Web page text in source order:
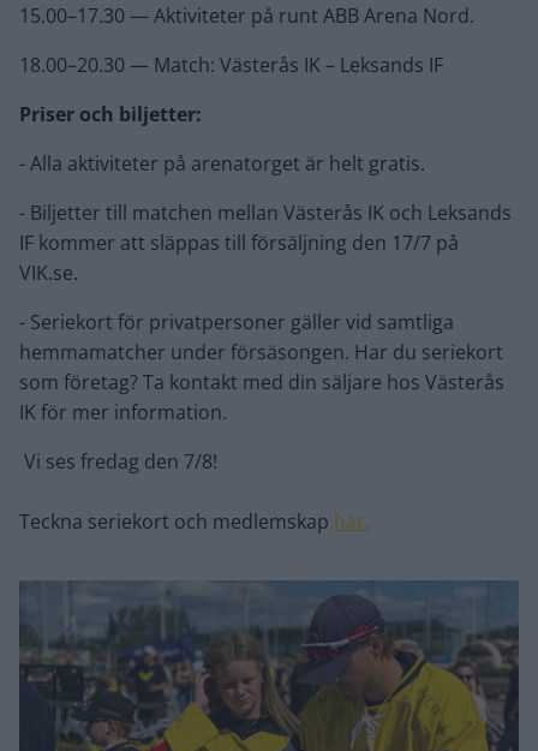
15.00–17.30 — Aktiviteter på runt ABB Arena Nord.
18.00–20.30 — Match: Västerås IK – Leksands IF
Priser och biljetter:
- Alla aktiviteter på arenatorget är helt gratis.
- Biljetter till matchen mellan Västerås IK och Leksands
IF kommer att släppas till försäljning den 17/7 på
VIK.se.
- Seriekort för privatpersoner gäller vid samtliga
hemmamatcher under försäsongen. Har du seriekort
som företag? Ta kontakt med din säljare hos Västerås
IK för mer information.
Vi ses fredag den 7/8!
Teckna seriekort och medlemskap här.